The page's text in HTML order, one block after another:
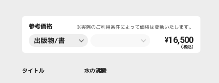
参考価格 ※実際のご利用条件によって価格は変動いたします。
出版物/書
¥16,500
（税込）
タイトル 水の沸騰